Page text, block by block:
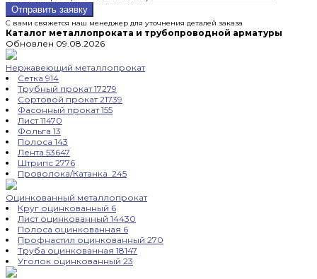
Отправить заявку
С вами свяжется наш менеджер для уточнения деталей заказа
Каталог металлопроката и трубопроводной арматуры
Обновлен 09.08.2026
Нержавеющий металлопрокат
Сетка 914
Трубный прокат17279
Сортовой прокат21739
Фасонный прокат155
Лист11470
Фольга 13
Полоса 143
Лента 53647
Штрипс 2776
Проволока/Катанка 245
Оцинкованный металлопрокат
Круг оцинкованный 6
Лист оцинкованный 14430
Полоса оцинкованная 6
Профнастил оцинкованный 270
Труба оцинкованная 18147
Уголок оцинкованный 23